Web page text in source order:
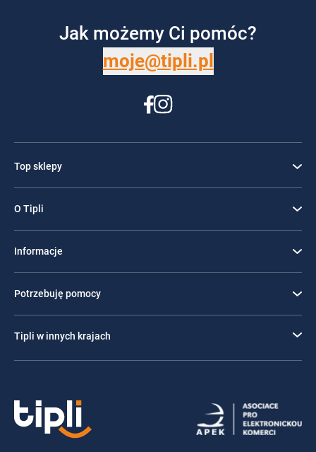
Jak możemy Ci pomóc?
moje@tipli.pl
Top sklepy
O Tipli
Informacje
Potrzebuję pomocy
Tipli w innych krajach